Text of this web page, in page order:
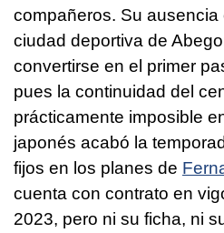
compañeros. Su
ciudad deportiva de
convertirse en el primer
pues la continuidad del
prácticamente imposible
japonés acabó la
fijos en los planes de
cuenta con contrato en
2023, pero ni su ficha, ni